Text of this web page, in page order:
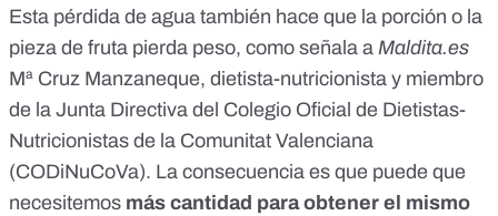
Esta pérdida de agua también hace que la porción o la
pieza de fruta pierda peso, como señala a Maldita.es
Mª Cruz Manzaneque, dietista-nutricionista y miembro
de la Junta Directiva del Colegio Oficial de Dietistas-
Nutricionistas de la Comunitat Valenciana
(CODiNuCoVa). La consecuencia es que puede que
necesitemos más cantidad para obtener el mismo